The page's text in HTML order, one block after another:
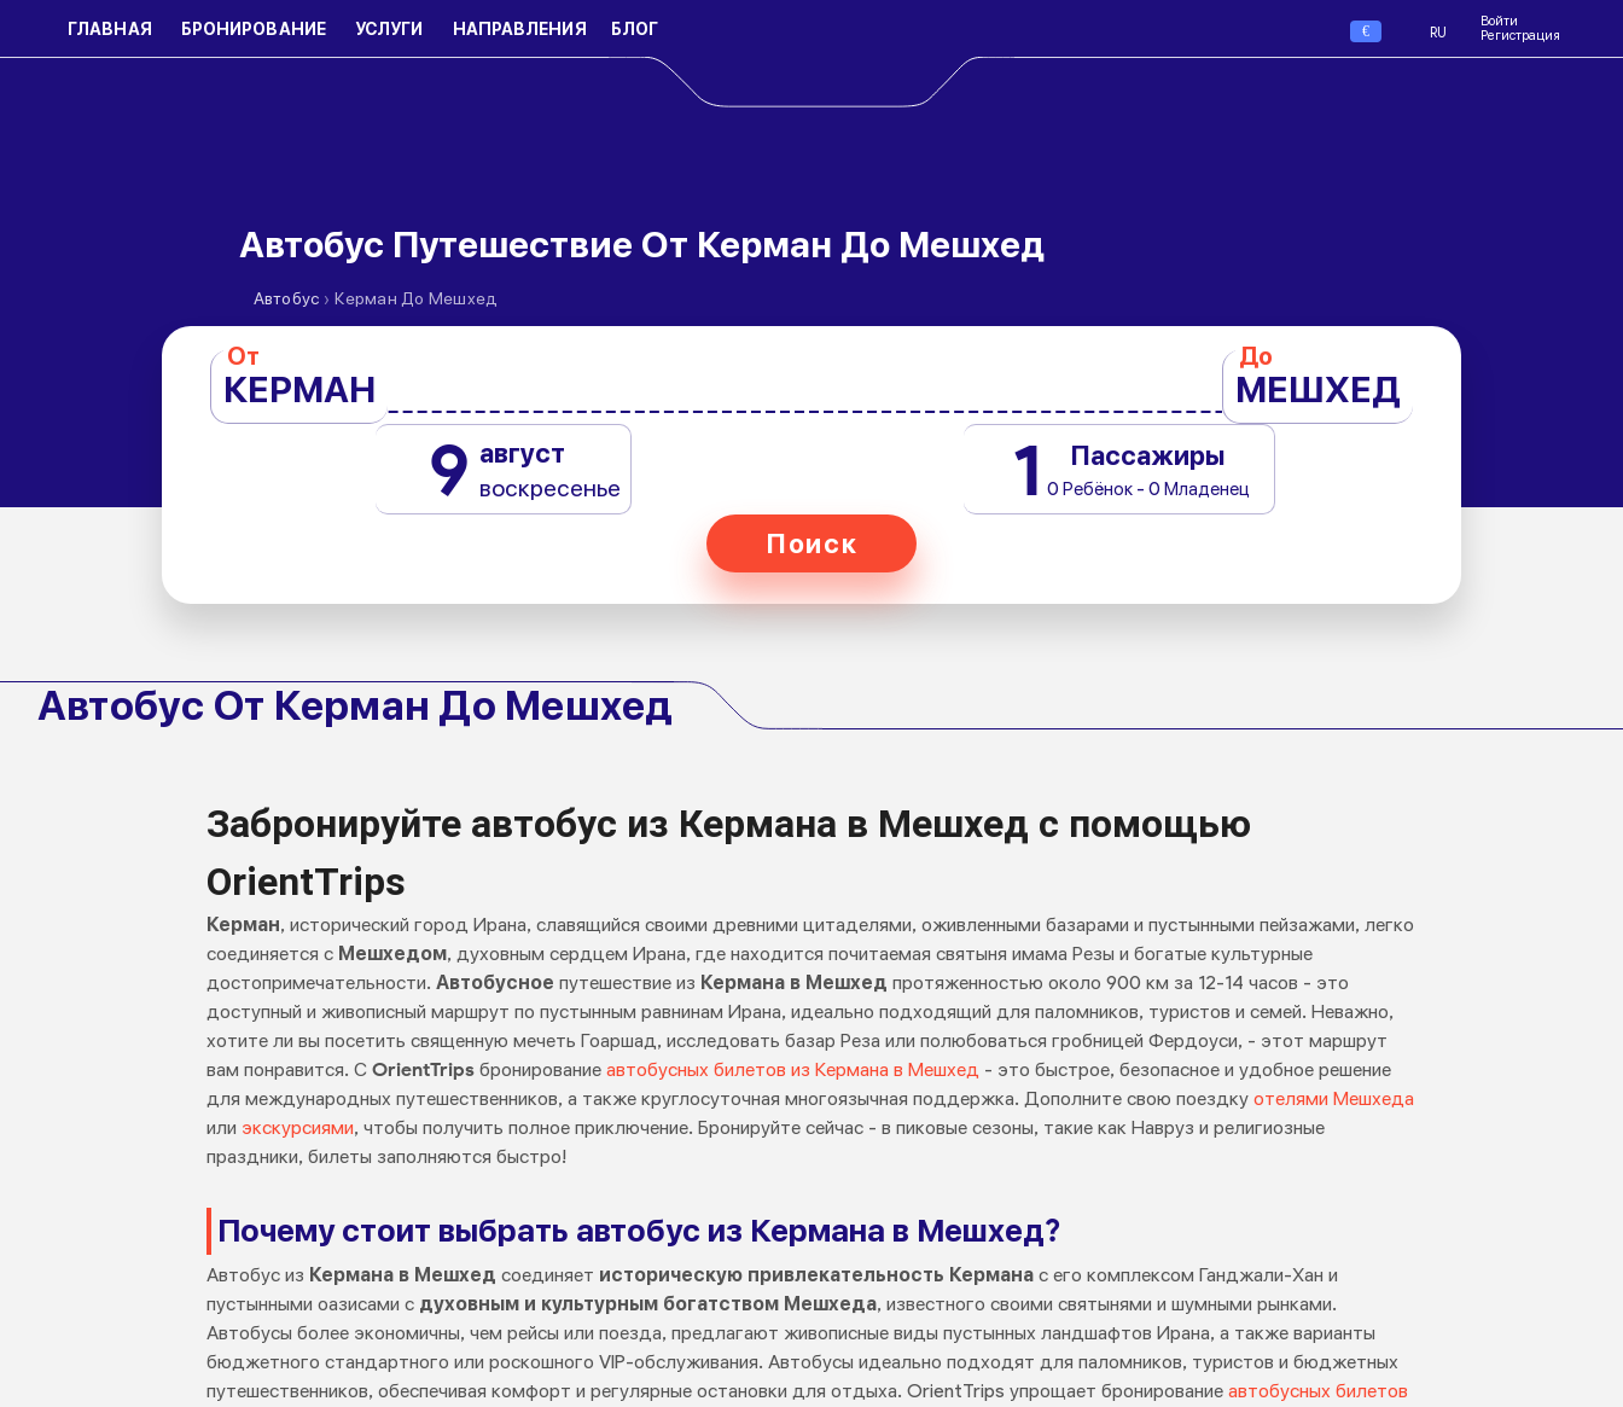
ГЛАВНАЯ БРОНИРОВАНИЕ УСЛУГИ НАПРАВЛЕНИЯ БЛОГ € RU
Войти
Регистрация
Автобус Путешествие От Керман До Мешхед
Автобус › Керман До Мешхед
От
КЕРМАН
До
МЕШХЕД
9 август
воскресенье 1 Пассажиры
0 Ребёнок - 0 Младенец
Поиск
Автобус От Керман До Мешхед
Забронируйте автобус из Кермана в Мешхед с помощью
OrientTrips
Керман, исторический город Ирана, славящийся своими древними цитаделями, оживленными базарами и пустынными пейзажами, легко
соединяется с Мешхедом, духовным сердцем Ирана, где находится почитаемая святыня имама Резы и богатые культурные
достопримечательности. Автобусное путешествие из Кермана в Мешхед протяженностью около 900 км за 12-14 часов - это
доступный и живописный маршрут по пустынным равнинам Ирана, идеально подходящий для паломников, туристов и семей. Неважно,
хотите ли вы посетить священную мечеть Гоаршад, исследовать базар Реза или полюбоваться гробницей Фердоуси, - этот маршрут
вам понравится. С OrientTrips бронирование автобусных билетов из Кермана в Мешхед - это быстрое, безопасное и удобное решение
для международных путешественников, а также круглосуточная многоязычная поддержка. Дополните свою поездку отелями Мешхеда
или экскурсиями, чтобы получить полное приключение. Бронируйте сейчас - в пиковые сезоны, такие как Навруз и религиозные
праздники, билеты заполняются быстро!
Почему стоит выбрать автобус из Кермана в Мешхед?
Автобус из Кермана в Мешхед соединяет историческую привлекательность Кермана с его комплексом Ганджали-Хан и
пустынными оазисами с духовным и культурным богатством Мешхеда, известного своими святынями и шумными рынками.
Автобусы более экономичны, чем рейсы или поезда, предлагают живописные виды пустынных ландшафтов Ирана, а также варианты
бюджетного стандартного или роскошного VIP-обслуживания. Автобусы идеально подходят для паломников, туристов и бюджетных
путешественников, обеспечивая комфорт и регулярные остановки для отдыха. OrientTrips упрощает бронирование автобусных билетов